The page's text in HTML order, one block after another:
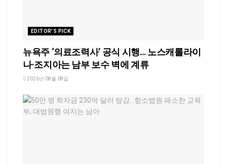
EDITOR'S PICK
뉴욕주 ‘의료조력사’ 공식 시행… 노스캐롤라이
나·조지아는 남부 보수 벽에 계류
2026년 08월 08일